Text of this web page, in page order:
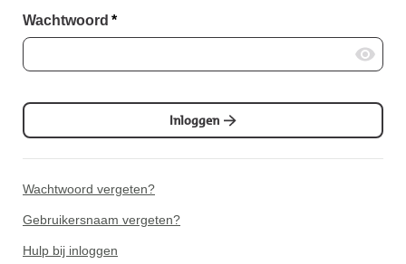
Wachtwoord *
Inloggen
Wachtwoord vergeten?
Gebruikersnaam vergeten?
Hulp bij inloggen